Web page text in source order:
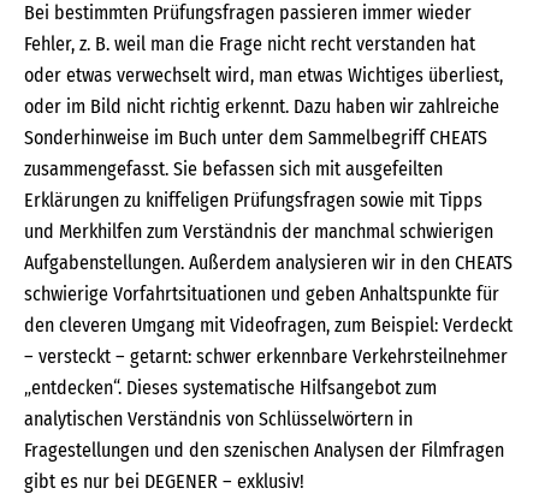
Bei bestimmten Prüfungsfragen passieren immer wieder
Fehler, z. B. weil man die Frage nicht recht verstanden hat
oder etwas verwechselt wird, man etwas Wichtiges überliest,
oder im Bild nicht richtig erkennt. Dazu haben wir zahlreiche
Sonderhinweise im Buch unter dem Sammelbegriff CHEATS
zusammengefasst. Sie befassen sich mit ausgefeilten
Erklärungen zu kniffeligen Prüfungsfragen sowie mit Tipps
und Merkhilfen zum Verständnis der manchmal schwierigen
Aufgabenstellungen. Außerdem analysieren wir in den CHEATS
schwierige Vorfahrtsituationen und geben Anhaltspunkte für
den cleveren Umgang mit Videofragen, zum Beispiel: Verdeckt
– versteckt – getarnt: schwer erkennbare Verkehrsteilnehmer
„entdecken“. Dieses systematische Hilfsangebot zum
analytischen Verständnis von Schlüsselwörtern in
Fragestellungen und den szenischen Analysen der Filmfragen
gibt es nur bei DEGENER – exklusiv!